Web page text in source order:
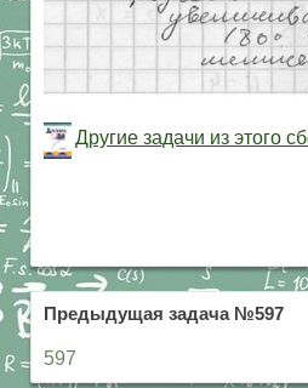
Другие задачи из этого
Предыдущая задача №597
597